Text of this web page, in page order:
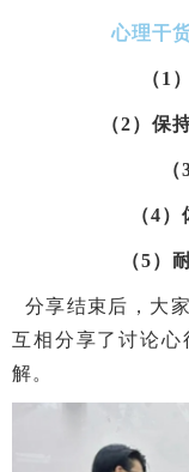
心理干
（1
（2）保
（4
（5）
分享结束后，大
互相分享了讨论心
解。